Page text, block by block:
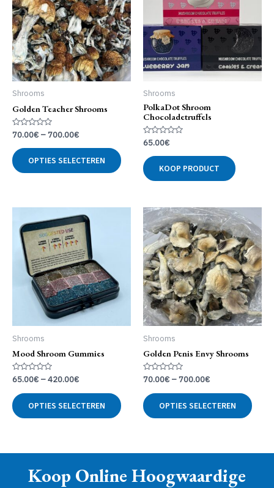
Shrooms
Golden Teacher Shrooms
Gewaardeerd
0
uit
5
70.00€ –700.00€
OPTIES SELECTEREN
product
gekozen
worden
productpagina
Shrooms
PolkaDot Shroom
Chocoladetruffels
Gewaardeerd
0
uit
5
65.00€
KOOP PRODUCT
Shrooms
Mood Shroom Gummies
Gewaardeerd
uit
5
65.00€ –420.00€
OPTIES SELECTEREN
product
optie
kan
Shrooms
Golden Penis Envy Shrooms
Gewaardeerd
uit
5
70.00€ –700.00€
OPTIES SELECTEREN
Koop Online Hoogwaardige